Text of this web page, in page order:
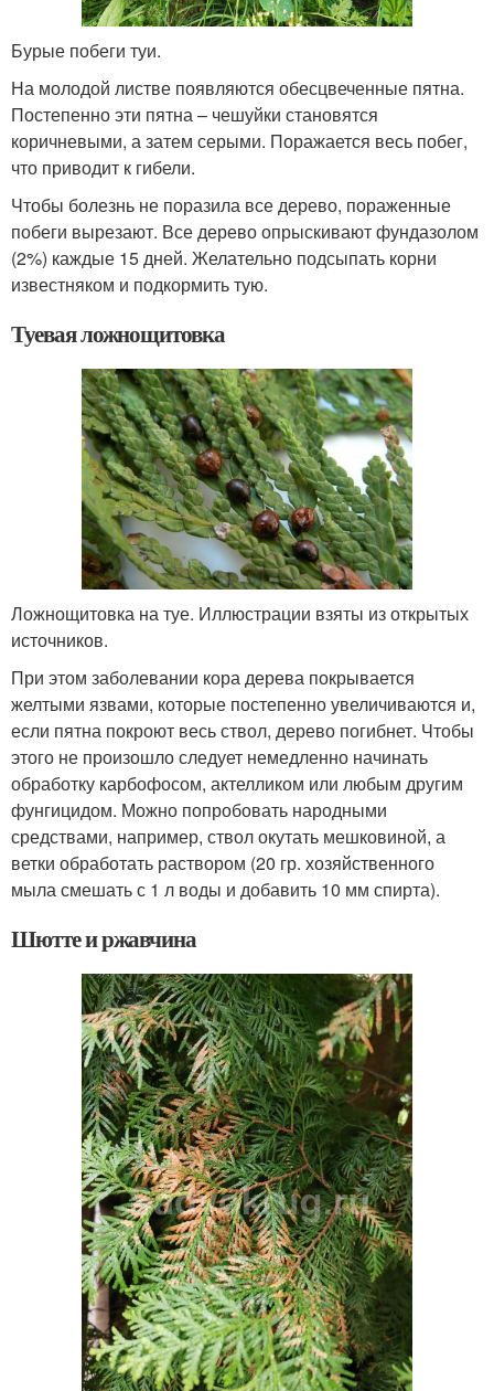
Бурые побеги туи.
На молодой листве появляются обесцвеченные пятна.
Постепенно эти пятна – чешуйки становятся
коричневыми, а затем серыми. Поражается весь побег,
что приводит к гибели.
Чтобы болезнь не поразила все дерево, пораженные
побеги вырезают. Все дерево опрыскивают фундазолом
(2%) каждые 15 дней. Желательно подсыпать корни
известняком и подкормить тую.
Туевая ложнощитовка
Ложнощитовка на туе. Иллюстрации взяты из открытых
источников.
При этом заболевании кора дерева покрывается
желтыми язвами, которые постепенно увеличиваются и,
если пятна покроют весь ствол, дерево погибнет. Чтобы
этого не произошло следует немедленно начинать
обработку карбофосом, актелликом или любым другим
фунгицидом. Можно попробовать народными
средствами, например, ствол окутать мешковиной, а
ветки обработать раствором (20 гр. хозяйственного
мыла смешать с 1 л воды и добавить 10 мм спирта).
Шютте и ржавчина